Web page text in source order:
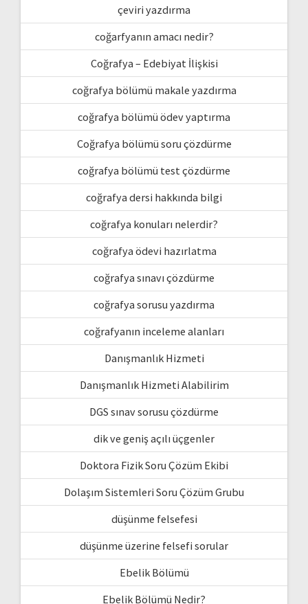
çeviri yazdırma
coğarfyanın amacı nedir?
Coğrafya – Edebiyat İlişkisi
coğrafya bölümü makale yazdırma
coğrafya bölümü ödev yaptırma
Coğrafya bölümü soru çözdürme
coğrafya bölümü test çözdürme
coğrafya dersi hakkında bilgi
coğrafya konuları nelerdir?
coğrafya ödevi hazırlatma
coğrafya sınavı çözdürme
coğrafya sorusu yazdırma
coğrafyanın inceleme alanları
Danışmanlık Hizmeti
Danışmanlık Hizmeti Alabilirim
DGS sınav sorusu çözdürme
dik ve geniş açılı üçgenler
Doktora Fizik Soru Çözüm Ekibi
Dolaşım Sistemleri Soru Çözüm Grubu
düşünme felsefesi
düşünme üzerine felsefi sorular
Ebelik Bölümü
Ebelik Bölümü Nedir?